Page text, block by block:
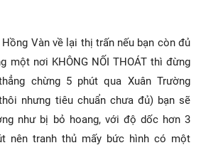
Vàn về lại thị trấn nếu bạn còn đủ
một nơi KHÔNG NỐI THOÁT thì đừng
chừng 5 phút qua Xuân Trường
nhưng tiêu chuẩn chưa đủ) bạn sẽ
như bị bỏ hoang, với độ dốc hơn 3
nên tranh thủ mấy bức hình có một